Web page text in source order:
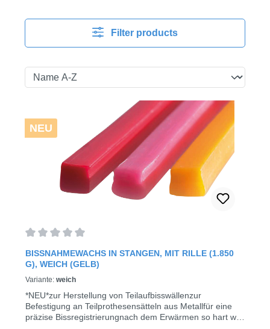
Filter products
NEU
BISSNAHMEWACHS IN STANGEN, MIT RILLE (1.850
G), WEICH (GELB)
Variante: weich
*NEU*zur Herstellung von Teilaufbisswällenzur
Befestigung an Teilprothesensätteln aus Metallfür eine
präzise Bissregistrierungnach dem Erwärmen so hart wie